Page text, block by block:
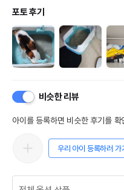
포토 후기
비슷한 리뷰
아이를 등록하면 비슷한 후기를 확
우리 아이 등록하러 가